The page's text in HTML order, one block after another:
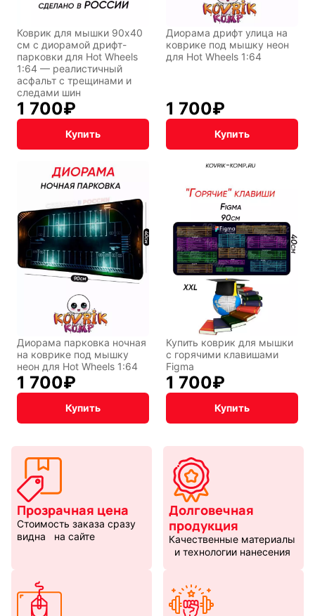
Коврик для мышки 90x40
см с диорамой дрифт-
парковки для Hot Wheels
1:64 — реалистичный
асфальт с трещинами и
следами шин
1 700₽
Купить
Диорама дрифт улица на
коврике под мышку неон
для Hot Wheels 1:64
1 700₽
Купить
Диорама парковка ночная
на коврике под мышку
неон для Hot Wheels 1:64
1 700₽
Купить
Купить коврик для мышки
с горячими клавишами
Figma
1 700₽
Купить
Прозрачная цена
Стоимость заказа сразу
видна на сайте
Долговечная
продукция
Качественные материалы
и технологии нанесения